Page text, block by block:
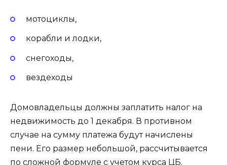
мотоциклы,
корабли и лодки,
снегоходы,
вездеходы
Домовладельцы должны заплатить налог на
недвижимость до 1 декабря. В противном
случае на сумму платежа будут начислены
пени. Его размер небольшой, рассчитывается
по сложной формуле с учетом курса ЦБ.